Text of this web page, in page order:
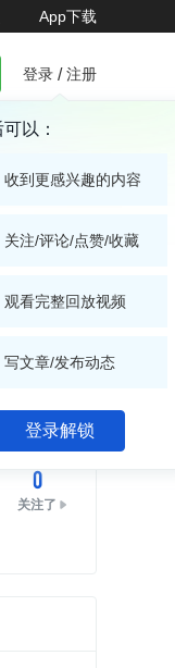
App下载
登录 / 注册
以：
收到更感兴趣的内容
关注/评论/点赞/收藏
观看完整回放视频
写文章/发布动态
登录解锁
关注
0
关注了